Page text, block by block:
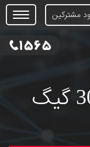
Open
Menu
مشترکین
توضیحات فشفشه 30 گیگ